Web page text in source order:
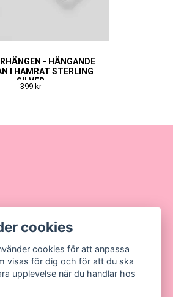
- HÄNGANDE
I HAMRAT STERLING
SILVER
399 kr
cookies
cookies för att anpassa
visas för dig och för att du ska
upplevelse när du handlar hos